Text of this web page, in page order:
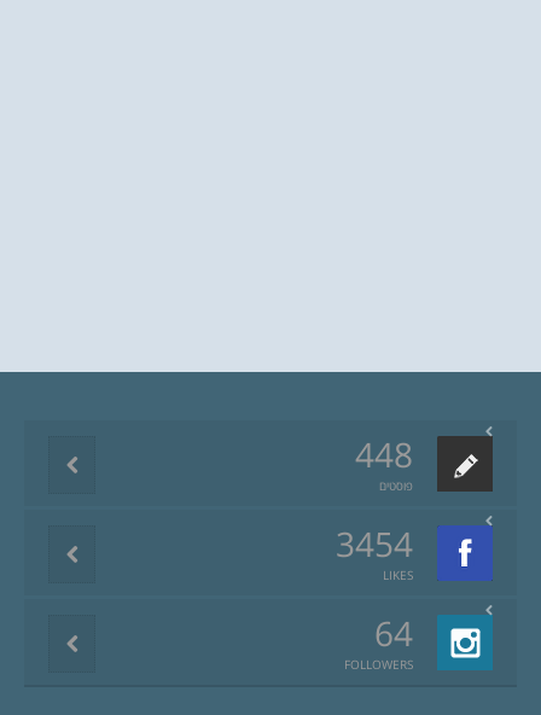
448
פוסטים
3454
LIKES
64
FOLLOWERS